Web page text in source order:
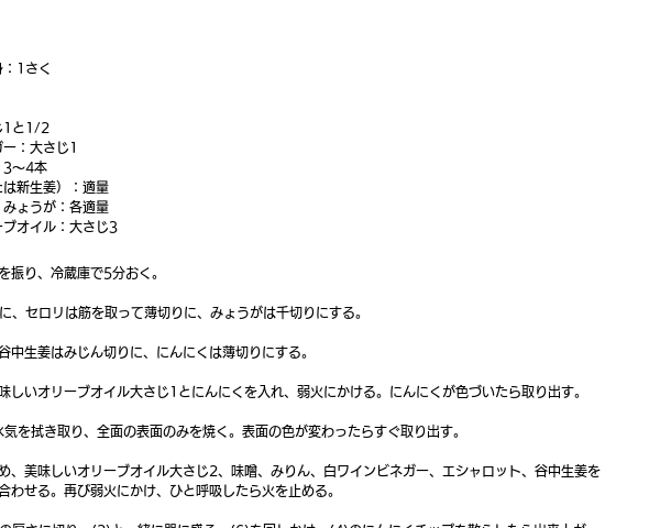
：1さく
1と1/2
：大さじ1
3～4本
新生姜）：適量
ょうが：各適量
ブオイル：大さじ3
振り、冷蔵庫で5分おく。
、セロリは筋を取って薄切りに、みょうがは千切りにする。
中生姜はみじん切りに、にんにくは薄切りにする。
しいオリーブオイル大さじ1とにんにくを入れ、弱火にかける。にんにくが色づいたら取り出す。
を拭き取り、全面の表面のみを焼く。表面の色が変わったらすぐ取り出す。
、美味しいオリーブオイル大さじ2、味噌、みりん、白ワインビネガー、エシャロット、谷中生姜を
わせる。再び弱火にかけ、ひと呼吸したら火を止める。